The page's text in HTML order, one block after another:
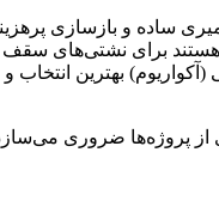
ساده و بازسازی
برای نشتی‌های سقف
بهترین